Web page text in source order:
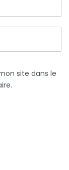
site dans le